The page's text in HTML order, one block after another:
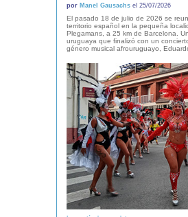
por Manel Gausachsel 25/07/2026
El pasado 18 de julio de 2026 se
territorio español en la pequeña
Plegamans, a 25 km de Barcelona.
uruguaya que finalizó con un
género musical afrouruguayo,